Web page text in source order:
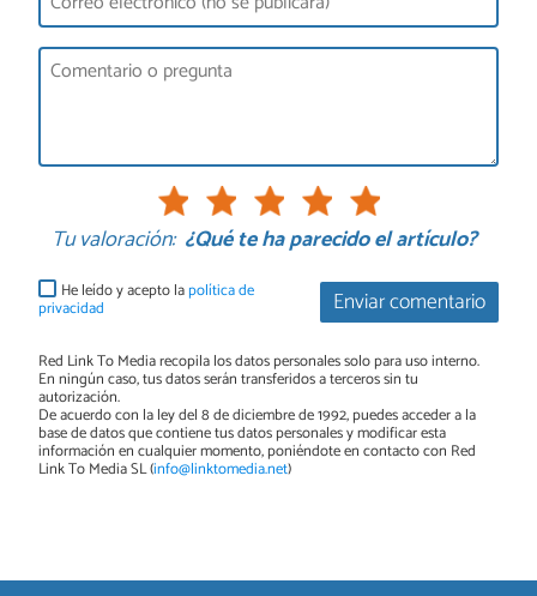
Tu valoración: ¿Qué te ha parecido el artículo?
Enviar comentario
He leído y acepto lapolítica de
privacidad
Red Link To Media recopila los datos personales solo para uso interno.
En ningún caso, tus datos serán transferidos a terceros sin tu
autorización.
De acuerdo con la ley del 8 de diciembre de 1992, puedes acceder a la
base de datos que contiene tus datos personales y modificar esta
información en cualquier momento, poniéndote en contacto con Red
Link To Media SL (info@linktomedia.net)